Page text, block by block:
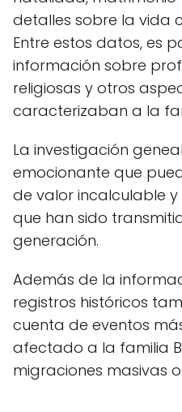
detalles sobre la vida
Entre estos datos, es
información sobre
religiosas y otros
caracterizaban a la
La investigación
emocionante que
de valor incalculable
que han sido
generación.
Además de la
registros históricos
cuenta de eventos
afectado a la familia
migraciones masivas